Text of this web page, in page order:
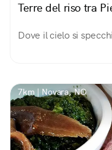
Terre del riso tra
Dove il cielo si
7km | Novara, NO